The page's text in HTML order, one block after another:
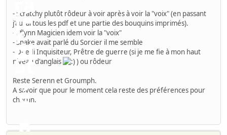
- Scratchy plutôt rôdeur à voir après à voir la "voix" (en passant
j'aurai tous les pdf et une partie des bouquins imprimés).
- Eflynn Magicien idem voir la "voix"
- Snake avait parlé du Sorcier il me semble
- D-Jedi Inquisiteur, Prêtre de guerre (si je me fie à mon haut
niveau d'anglais
) ou rôdeur
Reste Serenn et Groumph.
A savoir que pour le moment cela reste des préférences pour
chacun.